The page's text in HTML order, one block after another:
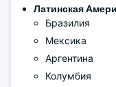
Латинская
Бразилия
Мексика
Аргентина
Колумбия